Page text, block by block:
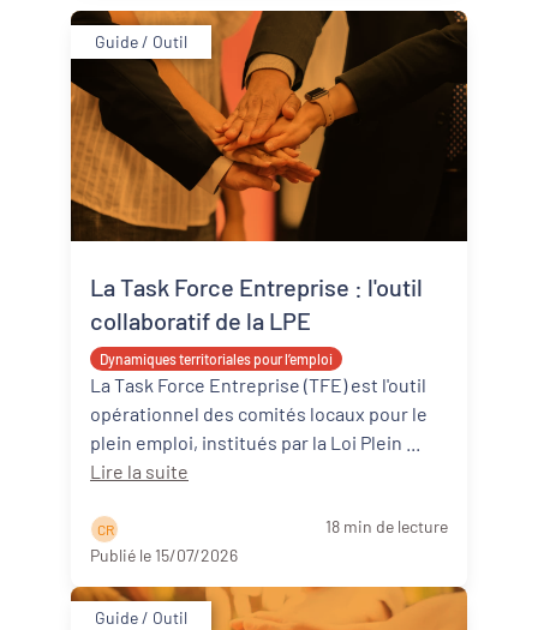
Guide / Outil
Dynamiques territoriales pour l’emploi
La Task Force Entreprise : l'outil
collaboratif de la LPE
La Task Force Entreprise (TFE) est l'outil
opérationnel des comités locaux pour le
Lire la suite
C R
18 min de lecture
Publié le 15/07/2026
Guide / Outil